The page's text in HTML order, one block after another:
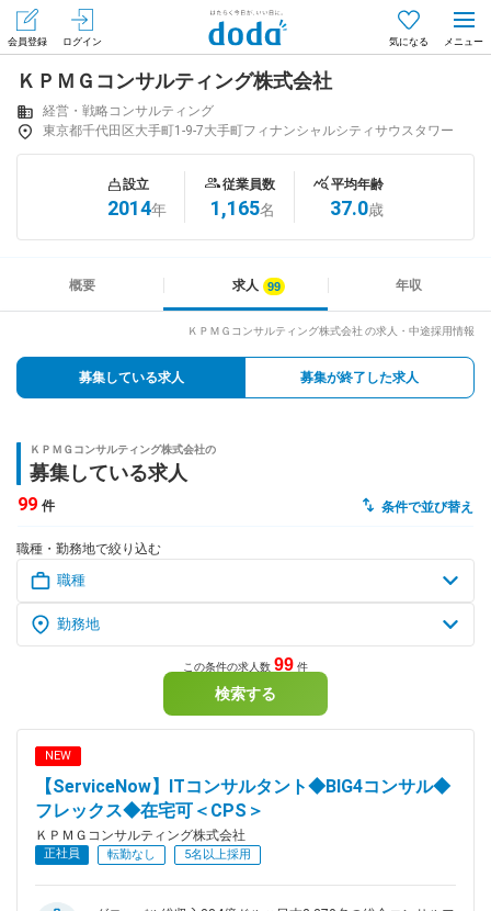
会員登録 ログイン 気になる
会員登録（無料）
はじめてdodaをご利用される方へ
求人を紹介してもらう
知りたい・聞きたい
専門サイト
対応時間：10:00～22:00(日曜・年末年始を除く)
自動案内は24時間365日対応
転職の「モヤモヤ」、一人で悩まず
気軽に相談してみませんか？
dodaの使い方は？
ヘルプ
ＫＰＭＧコンサルティング株式会社
経営・戦略コンサルティング
東京都千代田区大手町1-9-7大手町フィナンシャルシティサウスタワー
設立
2014年
従業員数
1,165名
平均年齢
37.0歳
概要 求人 年収
ＫＰＭＧコンサルティング株式会社 の求人・中途採用情報
募集している求人 募集が終了した求人
ＫＰＭＧコンサルティング株式会社の
募集している求人
99 件 条件で並び替え
職種・勤務地で絞り込む
この条件の求人数 99 件
検索する
NEW
【ServiceNow】ITコンサルタント◆BIG4コンサル◆
フレックス◆在宅可＜CPS＞
ＫＰＭＧコンサルティング株式会社
正社員 転勤なし 5名以上採用